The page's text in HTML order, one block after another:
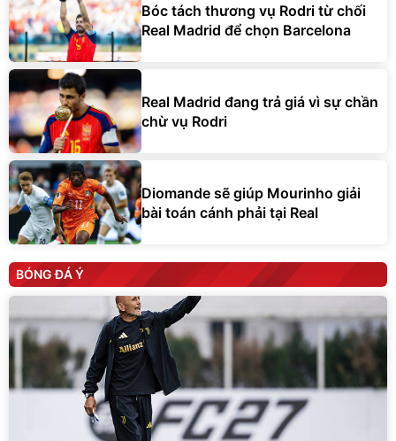
Bóc tách thương vụ Rodri từ chối
Real Madrid để chọn Barcelona
Real Madrid đang trả giá vì sự chần
chừ vụ Rodri
Diomande sẽ giúp Mourinho giải
bài toán cánh phải tại Real
BÓNG ĐÁ Ý